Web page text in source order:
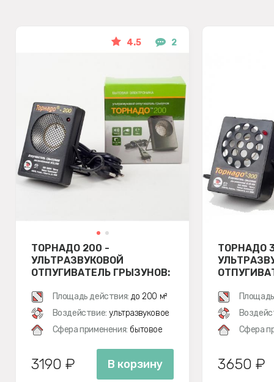
4.5 2
ТОРНАДО 200 -
УЛЬТРАЗВУКОВОЙ
ОТПУГИВАТЕЛЬ ГРЫЗУНОВ:
Площадь действия: до 200 м²
Воздействие: ультразвуковое
Сфера применения: бытовое
3190 ₽ В корзину
ТОРНАДО
Сфера
3650 ₽